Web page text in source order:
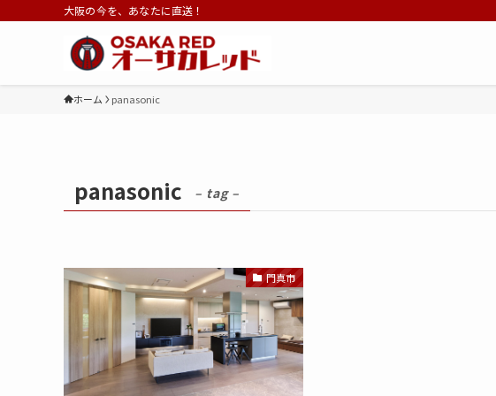
大阪の今を、あなたに直送！
ホーム panasonic
panasonic – tag –
門真市